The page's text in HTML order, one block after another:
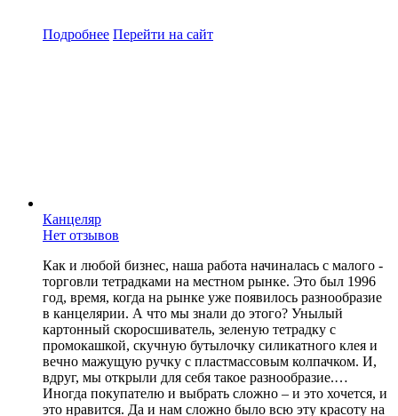
Подробнее Перейти на сайт
Канцеляр
Нет отзывов
Как и любой бизнес, наша работа начиналась с малого -
торговли тетрадками на местном рынке. Это был 1996
год, время, когда на рынке уже появилось разнообразие
в канцелярии. А что мы знали до этого? Унылый
картонный скоросшиватель, зеленую тетрадку с
промокашкой, скучную бутылочку силикатного клея и
вечно мажущую ручку с пластмассовым колпачком. И,
вдруг, мы открыли для себя такое разнообразие.…
Иногда покупателю и выбрать сложно – и это хочется, и
это нравится. Да и нам сложно было всю эту красоту на